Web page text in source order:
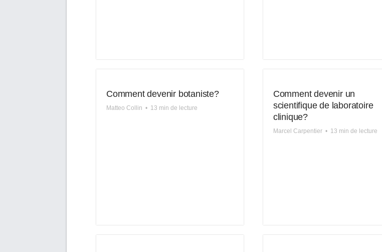
Comment devenir botaniste?
Matteo Collin • 13 min de lecture
Comment devenir un
scientifique de laboratoire
clinique?
Marcel Carpentier • 13 min de lecture